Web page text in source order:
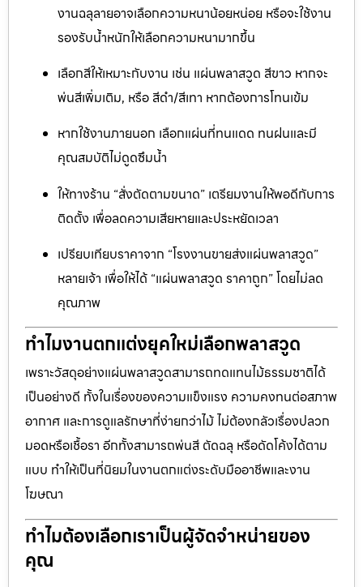
งานฉลุลายอาจเลือกความหนาน้อยหน่อย หรือจะใช้งาน
รองรับน้ำหนักให้เลือกความหนามากขึ้น
เลือกสีให้เหมาะกับงาน เช่น แผ่นพลาสวูด สีขาว หากจะ
พ่นสีเพิ่มเติม, หรือ สีดำ/สีเทา หากต้องการโทนเข้ม
หากใช้งานภายนอก เลือกแผ่นที่ทนแดด ทนฝนและมี
คุณสมบัติไม่ดูดซึมน้ำ
ให้ทางร้าน “สั่งตัดตามขนาด” เตรียมงานให้พอดีกับการ
ติดตั้ง เพื่อลดความเสียหายและประหยัดเวลา
เปรียบเทียบราคาจาก “โรงงานขายส่งแผ่นพลาสวูด”
หลายเจ้า เพื่อให้ได้ “แผ่นพลาสวูด ราคาถูก” โดยไม่ลด
คุณภาพ
ทำไมงานตกแต่งยุคใหม่เลือกพลาสวูด
เพราะวัสดุอย่างแผ่นพลาสวูดสามารถทดแทนไม้ธรรมชาติได้
เป็นอย่างดี ทั้งในเรื่องของความแข็งแรง ความคงทนต่อสภาพ
อากาศ และการดูแลรักษาที่ง่ายกว่าไม้ ไม่ต้องกลัวเรื่องปลวก
มอดหรือเชื้อรา อีกทั้งสามารถพ่นสี ตัดฉลุ หรือดัดโค้งได้ตาม
แบบ ทำให้เป็นที่นิยมในงานตกแต่งระดับมืออาชีพและงาน
โฆษณา
ทำไมต้องเลือกเราเป็นผู้จัดจำหน่ายของ
คุณ